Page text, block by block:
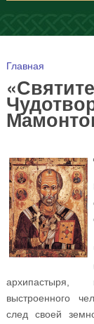
Вы здесь
Главная
архипастыря,
выстроенного
след своей